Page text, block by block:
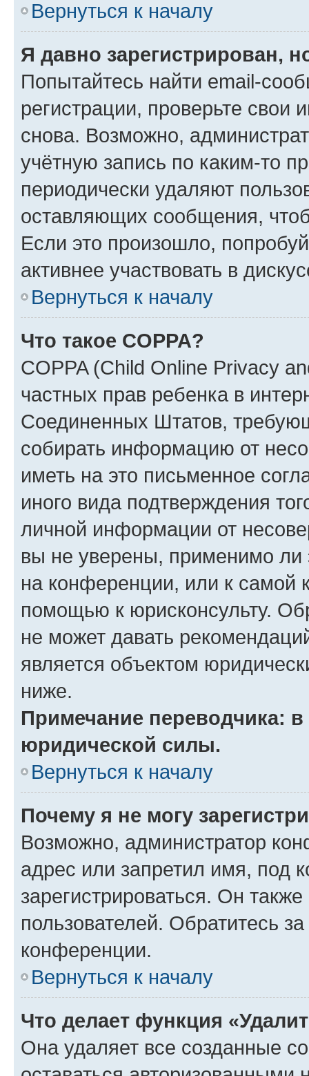
Вернуться к началу
Я давно зарегистрирован,
Попытайтесь найти email-
регистрации, проверьте свои
снова. Возможно,
учётную запись по каким-то
периодически удаляют
оставляющих сообщения,
Если это произошло,
активнее участвовать в
Вернуться к началу
Что такое COPPA?
COPPA (Child Online Privacy
частных прав ребенка в
Соединенных Штатов,
собирать информацию от
иметь на это письменное
иного вида подтверждения
личной информации от
вы не уверены, применимо ли
на конференции, или к самой
помощью к юрисконсульту.
не может давать
является объектом
ниже.
Примечание переводчика:
юридической силы.
Вернуться к началу
Почему я не могу
Возможно, администратор
адрес или запретил имя, под
зарегистрироваться. Он
пользователей. Обратитесь
конференции.
Вернуться к началу
Что делает функция
Она удаляет все созданные